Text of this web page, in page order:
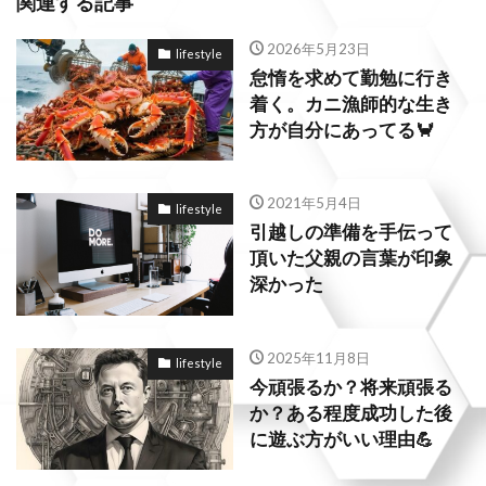
lifestyle 2026年5月23日
怠惰を求めて勤勉に行き
着く。カニ漁師的な生き
方が自分にあってる🦀
lifestyle 2021年5月4日
引越しの準備を手伝って
頂いた父親の言葉が印象
深かった
lifestyle 2025年11月8日
今頑張るか？将来頑張る
か？ある程度成功した後
に遊ぶ方がいい理由💪